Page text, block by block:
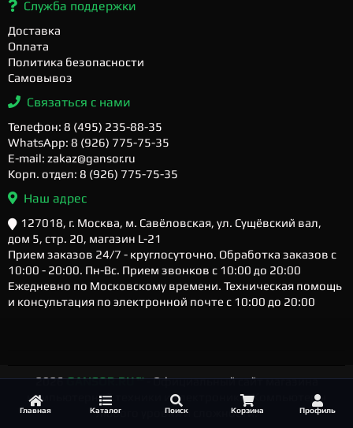
Главная Каталог Поиск Корзина Профиль
Служба поддержки
Доставка
Оплата
Политика безопасности
Самовывоз
Связаться с нами
Телефон: 8 (495) 235-88-35
WhatsApp: 8 (926) 775-75-35
E-mail: zakaz@gansor.ru
Корп. отдел: 8 (926) 775-75-35
Наш адрес
127018, г. Москва, м. Савёловская, ул. Сущёвский вал,
дом 5, стр. 20, магазин L-21
Прием заказов 24/7 - круглосуточно. Обработка заказов с
10:00 - 20:00. Пн-Вс. Прием звонков с 10:00 до 20:00
Ежедневно по Московскому времени. Техническая помощь
и консультация по электронной почте с 10:00 до 20:00
2026GANSOR.RU ™- Официальный сайт магазина
компьютерной техники и электроники. Компьютеры
любого уровня и сложности.